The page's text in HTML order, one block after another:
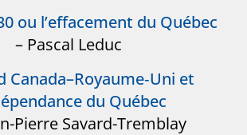
ou l’effacement du Québec
– Pascal Leduc
Canada–Royaume‑Uni et
du Québec
Pierre Savard-Tremblay